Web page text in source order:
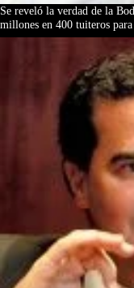
Se reveló la verdad de la
millones en 400 tuiteros